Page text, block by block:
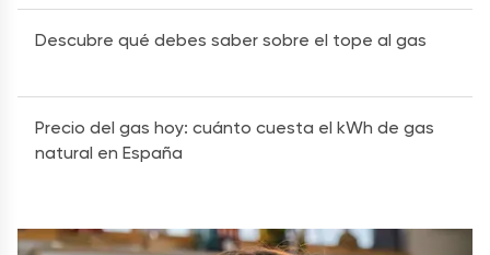
Descubre qué debes saber sobre el tope al gas
Precio del gas hoy: cuánto cuesta el kWh de gas
natural en España